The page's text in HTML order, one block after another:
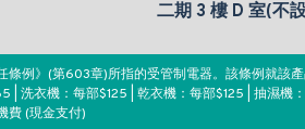
二期 3 樓 D 室(不
條例》(第603章)所指的受管制電器。該條例就該
| 洗衣機：每部$125 | 乾衣機：每部$125 | 抽濕
費 (現金支付)